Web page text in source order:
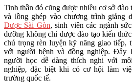
Tinh thần đó cũng được nhiều cơ sở đào
và lồng ghép vào chương trình giảng
Dược Sài Gòn, sinh viên các ngành
dưỡng không chỉ được đào tạo kiến
chú trọng rèn luyện kỹ năng giao tiếp,
với người bệnh và đồng nghiệp. Đây
người học dễ dàng thích nghi với
nghiệp, đặc biệt khi có cơ hội làm
trường quốc tế.